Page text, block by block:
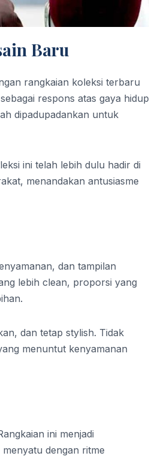
Baru
rangkaian koleksi terbaru
respons atas gaya hidup
dipadupadankan untuk
ini telah lebih dulu hadir di
menandakan antusiasme
dan tampilan
lebih clean, proporsi yang
dan tetap stylish. Tidak
menuntut kenyamanan
ini menjadi
dengan ritme